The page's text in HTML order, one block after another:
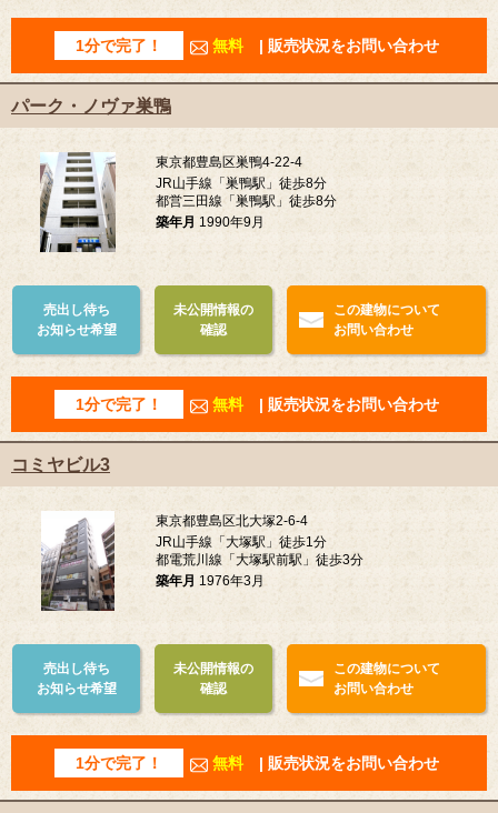
1分で完了！ 無料 | 販売状況をお問い合わせ
パーク・ノヴァ巣鴨
東京都豊島区巣鴨4-22-4
JR山手線「巣鴨駅」徒歩8分
都営三田線「巣鴨駅」徒歩8分
築年月 1990年9月
売出し待ち
お知らせ希望
未公開情報の
確認
この建物について
お問い合わせ
1分で完了！ 無料 | 販売状況をお問い合わせ
コミヤビル3
東京都豊島区北大塚2-6-4
JR山手線「大塚駅」徒歩1分
都電荒川線「大塚駅前駅」徒歩3分
築年月 1976年3月
売出し待ち
お知らせ希望
未公開情報の
確認
この建物について
お問い合わせ
1分で完了！ 無料 | 販売状況をお問い合わせ